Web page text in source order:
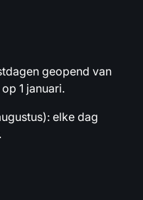
geopend van
1 januari.
elke dag